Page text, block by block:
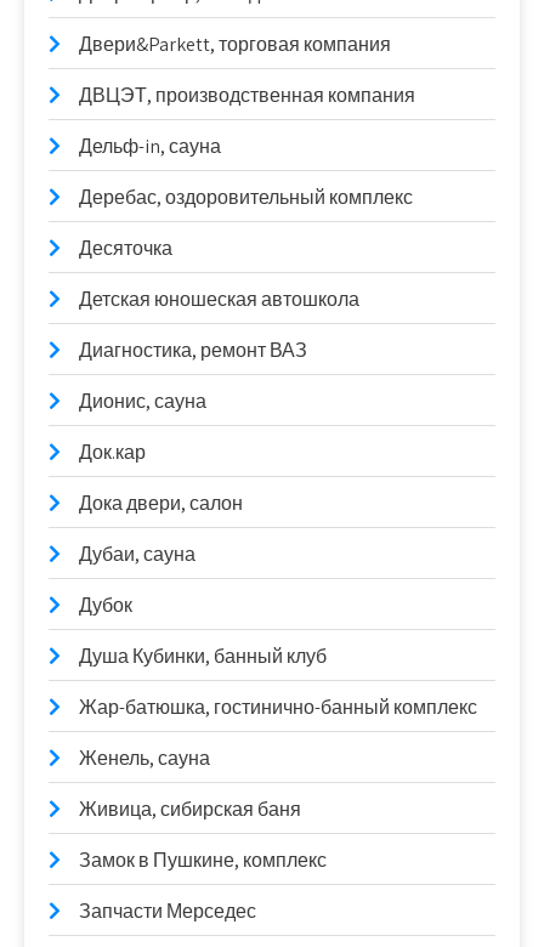
Двери&Parkett, торговая компания
ДВЦЭТ, производственная компания
Дельф-in, сауна
Деребас, оздоровительный комплекс
Десяточка
Детская юношеская автошкола
Диагностика, ремонт ВАЗ
Дионис, сауна
Док.кар
Дока двери, салон
Дубаи, сауна
Дубок
Душа Кубинки, банный клуб
Жар-батюшка, гостинично-банный комплекс
Женель, сауна
Живица, сибирская баня
Замок в Пушкине, комплекс
Запчасти Мерседес